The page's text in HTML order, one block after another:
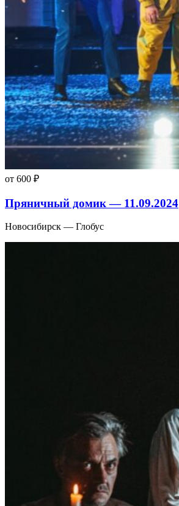
от 600 ₽
Пряничный домик — 11.09.2024
Новосибирск — Глобус